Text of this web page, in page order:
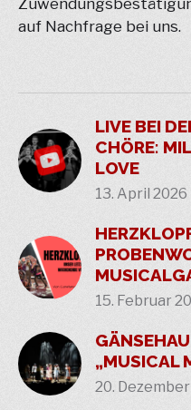
auf Nachfrage bei uns.
LIVE BEI
CHÖRE:
LOVE
13. April 2026
15. Februar
„MUSICAL
20.